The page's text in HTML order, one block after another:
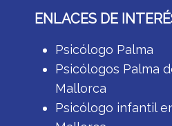
ENLACES DE
Psicólogo Palma
Psicólogos Palma
Mallorca
Psicólogo infantil